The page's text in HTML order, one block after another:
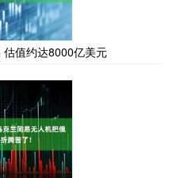
值约达8000亿美元